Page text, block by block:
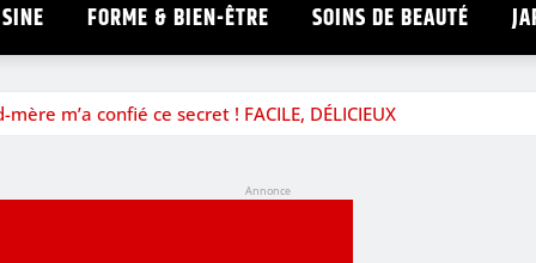
FORME & BIEN-ÊTRE SOINS DE BEAUTÉ
m’a confié ce secret ! FACILE, DÉLICIEUX
Annonce